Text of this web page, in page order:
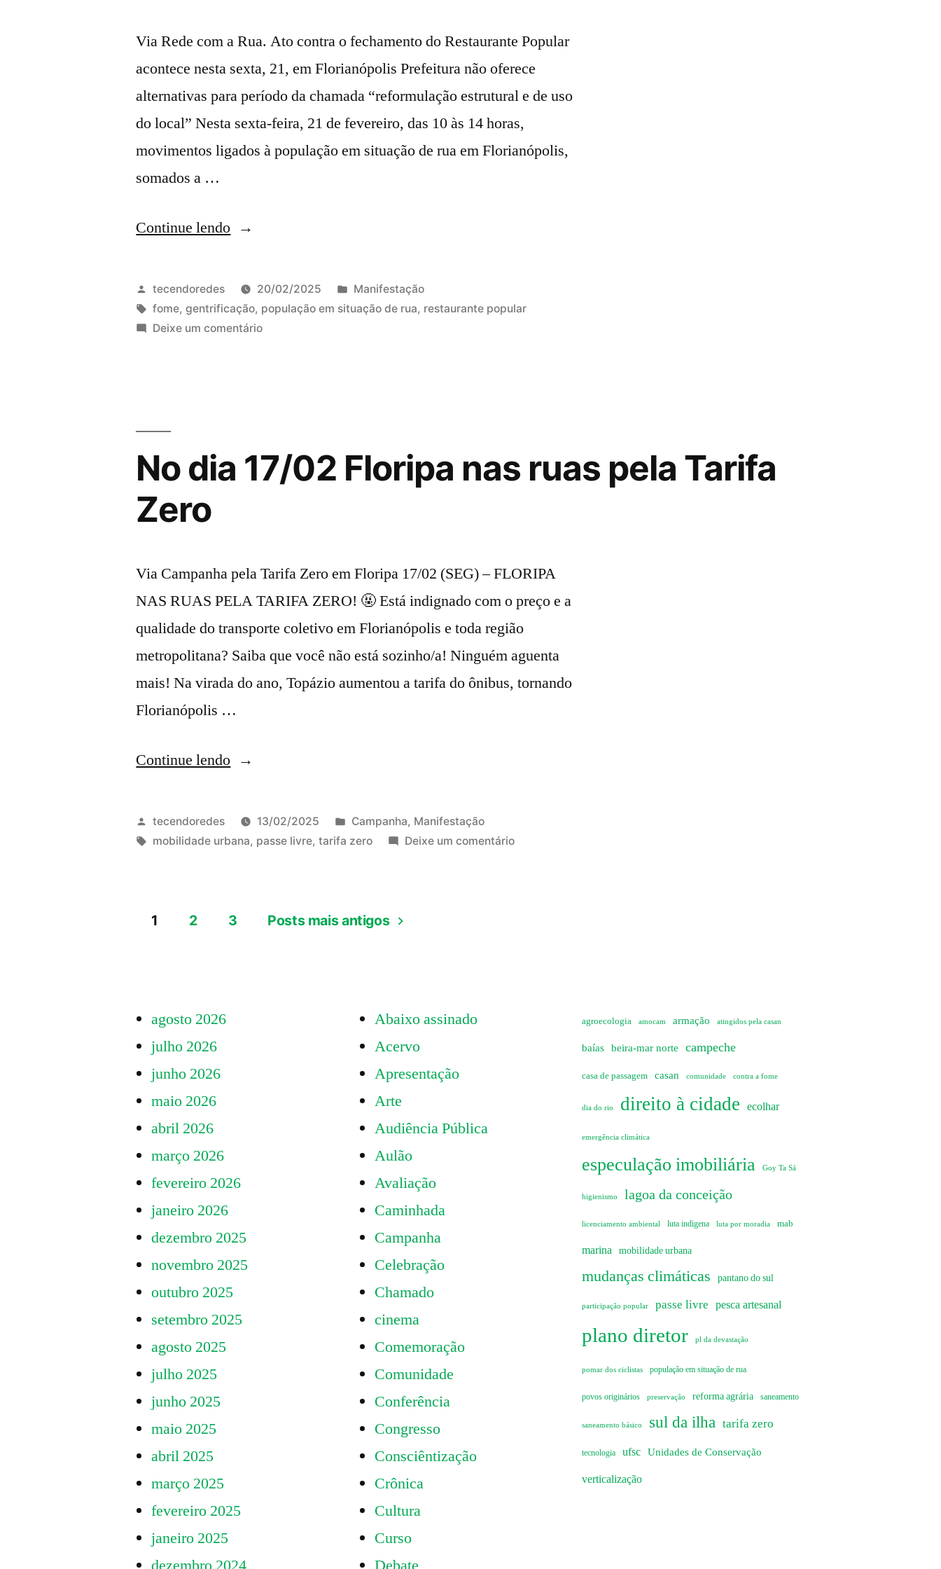
Via Rede com a Rua. Ato contra o fechamento do Restaurante Popular
acontece nesta sexta, 21, em Florianópolis Prefeitura não oferece
alternativas para período da chamada “reformulação estrutural e de uso
do local” Nesta sexta-feira, 21 de fevereiro, das 10 às 14 horas,
movimentos ligados à população em situação de rua em Florianópolis,
somados a …
Continue lendo“Ato
fechamento
do
sexta,
Publicado
por
tecendoredes 20/02/2025
Publicado
em
Manifestação
Tags:
fome,gentrificação, população em situação de rua, restaurante popular
Deixe um comentárioem
Popular
acontece
Florianópolis
No dia 17/02 Floripa nas ruas pela Tarifa
Zero
Via Campanha pela Tarifa Zero em Floripa 17/02 (SEG) – FLORIPA
NAS RUAS PELA TARIFA ZERO! 🤬 Está indignado com o preço e a
qualidade do transporte coletivo em Florianópolis e toda região
metropolitana? Saiba que você não está sozinho/a! Ninguém aguenta
mais! Na virada do ano, Topázio aumentou a tarifa do ônibus, tornando
Florianópolis …
Continue lendo“No
17/02
Floripa
pela
Publicado
por
tecendoredes 13/02/2025
Publicado
em
Campanha, Manifestação
Tags:
mobilidade urbana, passe livre,tarifa zero Deixe um comentárioem
1 2 3 Posts mais antigos
agosto 2026
julho 2026
junho 2026
maio 2026
abril 2026
março 2026
fevereiro 2026
janeiro 2026
dezembro 2025
novembro 2025
outubro 2025
setembro 2025
agosto 2025
julho 2025
junho 2025
maio 2025
abril 2025
março 2025
fevereiro 2025
janeiro 2025
Abaixo assinado
Acervo
Apresentação
Arte
Audiência Pública
Aulão
Avaliação
Caminhada
Campanha
Celebração
Chamado
cinema
Comemoração
Comunidade
Conferência
Congresso
Consciêntização
Crônica
Cultura
Curso
agroecologia amocam armação atingidos pela casan
baías beira-mar norte campeche
casa de passagem casan comunidade contra a fome
dia do rio direito à cidade ecolhar
emergência climática
especulação imobiliária Goy Ta Sá
higienismo lagoa da conceição
licenciamento ambiental luta indigena luta por moradia mab
marina mobilidade urbana
mudanças climáticas pantano do sul
participação popular passe livre pesca artesanal
plano diretor pl da devastação
pomar dos ciclistas população em situação de rua
povos originários preservação reforma agrária saneamento
saneamento básico sul da ilha tarifa zero
tecnologia ufsc Unidades de Conservação
verticalização